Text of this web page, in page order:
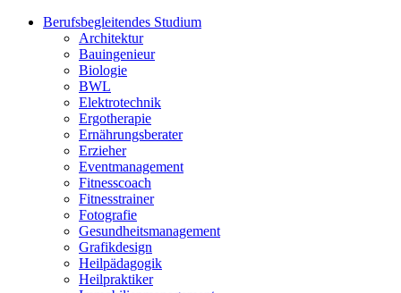
Berufsbegleitendes Studium
Architektur
Bauingenieur
Biologie
BWL
Elektrotechnik
Ergotherapie
Ernährungsberater
Erzieher
Eventmanagement
Fitnesscoach
Fitnesstrainer
Fotografie
Gesundheitsmanagement
Grafikdesign
Heilpädagogik
Heilpraktiker